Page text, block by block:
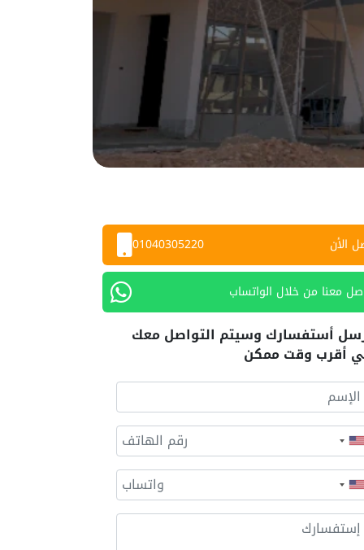
الأن 01040305220
معنا من خلال الواتساب
أستفسارك وسيتم التواصل معك
أقرب وقت ممكن